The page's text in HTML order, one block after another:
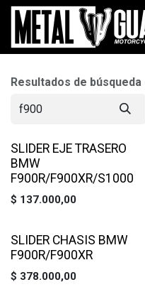
Ir al contenido
Resultados de búsqueda
SLIDER EJE TRASERO
BMW
F900R/F900XR/S1000
$ 137.000,00
SLIDER CHASIS BMW
F900R/F900XR
$ 378.000,00